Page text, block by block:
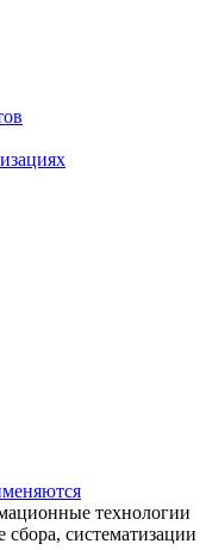
технологии
систематизации